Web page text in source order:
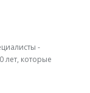
-
лет, которые